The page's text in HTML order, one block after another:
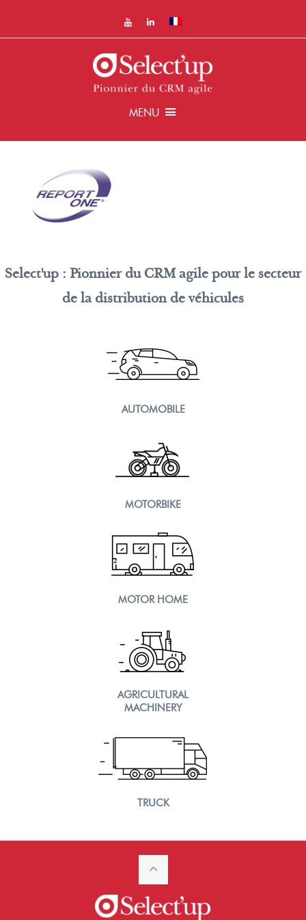
MENU
Select'up : Pionnier du CRM agile pour le secteur
de la distribution de véhicules
AUTOMOBILE
MOTORBIKE
MOTOR HOME
AGRICULTURAL
MACHINERY
TRUCK